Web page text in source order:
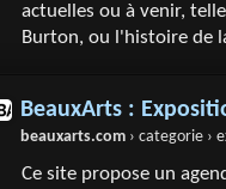
actuelles ou à venir,
Burton, ou l'histoire de
BeauxArts :
beauxarts.com › categorie ›
Ce site propose un